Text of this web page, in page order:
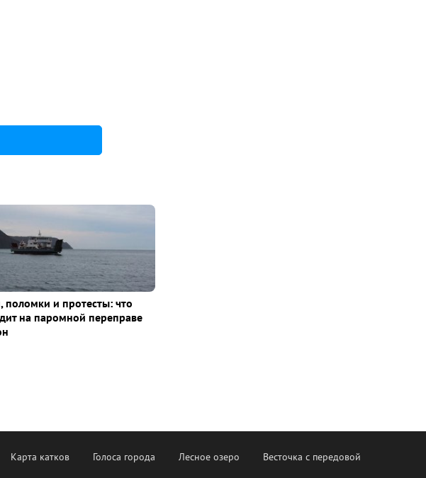
поломки и протесты: что
на паромной переправе
Карта катков Голоса города Лесное озеро Весточка с передовой